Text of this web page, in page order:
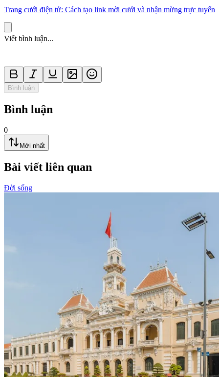
Trang cưới điện tử: Cách tạo link mời cưới và nhận mừng trực tuyến
Viết bình luận...
Bình luận
Bình luận
0
Mới nhất
Bài viết liên quan
Đời sống